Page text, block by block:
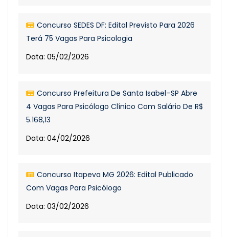
Concurso SEDES DF: Edital Previsto Para 2026
Terá 75 Vagas Para Psicologia
Data: 05/02/2026
Concurso Prefeitura De Santa Isabel–SP Abre
4 Vagas Para Psicólogo Clínico Com Salário De R$
5.168,13
Data: 04/02/2026
Concurso Itapeva MG 2026: Edital Publicado
Com Vagas Para Psicólogo
Data: 03/02/2026